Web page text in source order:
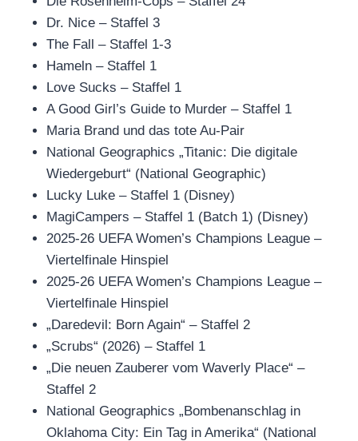
Dr. Nice – Staffel 3
The Fall – Staffel 1-3
Hameln – Staffel 1
Love Sucks – Staffel 1
A Good Girl’s Guide to Murder – Staffel 1
Maria Brand und das tote Au-Pair
National Geographics „Titanic: Die digitale
Wiedergeburt“ (National Geographic)
Lucky Luke – Staffel 1 (Disney)
MagiCampers – Staffel 1 (Batch 1) (Disney)
2025-26 UEFA Women’s Champions League –
Viertelfinale Hinspiel
2025-26 UEFA Women’s Champions League –
Viertelfinale Hinspiel
„Daredevil: Born Again“ – Staffel 2
„Scrubs“ (2026) – Staffel 1
„Die neuen Zauberer vom Waverly Place“ –
Staffel 2
National Geographics „Bombenanschlag in
Oklahoma City: Ein Tag in Amerika“ (National